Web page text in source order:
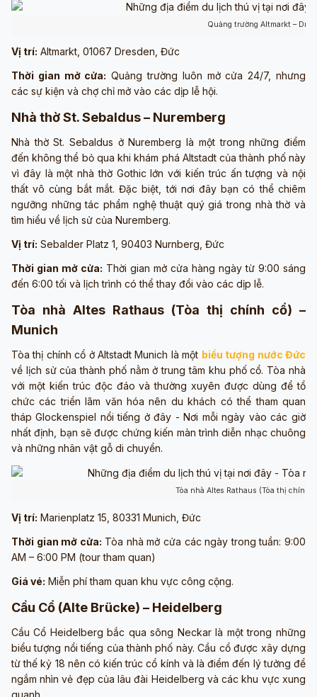
Quảng trường Altmarkt –
Vị trí: Altmarkt, 01067 Dresden, Đức
Thời gian mở cửa: Quảng trường luôn mở cửa 24/7, nhưng
các sự kiện và chợ chỉ mở vào các dịp lễ hội.
Nhà thờ St. Sebaldus – Nuremberg
Nhà thờ St. Sebaldus ở Nuremberg là một trong những điểm
đến không thể bỏ qua khi khám phá Altstadt của thành phố này
vì đây là một nhà thờ Gothic lớn với kiến trúc ấn tượng và nội
thất vô cùng bắt mắt. Đặc biệt, tới nơi đây bạn có thể chiêm
ngưỡng những tác phẩm nghệ thuật quý giá trong nhà thờ và
tìm hiểu về lịch sử của Nuremberg.
Vị trí: Sebalder Platz 1, 90403 Nurnberg, Đức
Thời gian mở cửa: Thời gian mở cửa hàng ngày từ 9:00 sáng
đến 6:00 tối và lịch trình có thể thay đổi vào các dịp lễ.
Tòa nhà Altes Rathaus (Tòa thị chính cổ) –
Munich
Tòa thị chính cổ ở Altstadt Munich là một biểu tượng nước Đức
về lịch sử của thành phố nằm ở trung tâm khu phố cổ. Tòa nhà
với một kiến trúc độc đáo và thường xuyên được dùng để tổ
chức các triển lãm văn hóa nên du khách có thể tham quan
tháp Glockenspiel nổi tiếng ở đây - Nơi mỗi ngày vào các giờ
nhất định, bạn sẽ được chứng kiến màn trình diễn nhạc chuông
và những nhân vật gỗ di chuyển.
Tòa nhà Altes Rathaus (Tòa thị chính
Vị trí: Marienplatz 15, 80331 Munich, Đức
Thời gian mở cửa: Tòa nhà mở cửa các ngày trong tuần: 9:00
AM – 6:00 PM (tour tham quan)
Giá vé: Miễn phí tham quan khu vực công cộng.
Cầu Cổ (Alte Brücke) – Heidelberg
Cầu Cổ Heidelberg bắc qua sông Neckar là một trong những
biểu tượng nổi tiếng của thành phố này. Cầu cổ được xây dựng
từ thế kỷ 18 nên có kiến trúc cổ kính và là điểm đến lý tưởng để
ngắm nhìn vẻ đẹp của lâu đài Heidelberg và các khu vực xung
quanh.